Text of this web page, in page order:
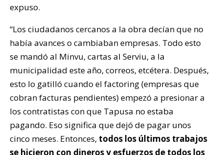
expuso.
“Los ciudadanos cercanos a la obra decían que no
había avances o cambiaban empresas. Todo esto
se mandó al Minvu, cartas al Serviu, a la
municipalidad este año, correos, etcétera. Después,
esto lo gatilló cuando el factoring (empresas que
cobran facturas pendientes) empezó a presionar a
los contratistas con que Tapusa no estaba
pagando. Eso significa que dejó de pagar unos
cinco meses. Entonces, todos los últimos trabajos
se hicieron con dineros y esfuerzos de todos los